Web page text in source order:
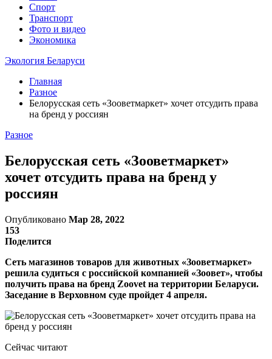
Спорт
Транспорт
Фото и видео
Экономика
Экология Беларуси
Главная
Разное
Белорусская сеть «Зооветмаркет» хочет отсудить права
на бренд у россиян
Разное
Белорусская сеть «Зооветмаркет»
хочет отсудить права на бренд у
россиян
Опубликовано Мар 28, 2022
153
Поделится
Сеть магазинов товаров для животных «Зооветмаркет»
решила судиться с российской компанией «Зоовет», чтобы
получить права на бренд Zoovet на территории Беларуси.
Заседание в Верховном суде пройдет 4 апреля.
Сейчас читают